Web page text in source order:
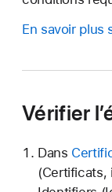
En savoir plus
Vérifier
Dans
(Certificats,